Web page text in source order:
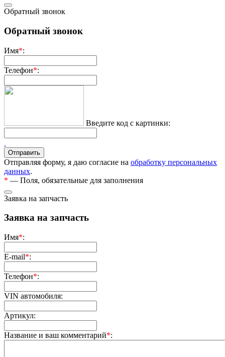
Обратный звонок
Обратный звонок
Имя*:
Телефон*:
Введите код с картинки:
Отправляя форму, я даю согласие на обработку персональных
данных.
* — Поля, обязательные для заполнения
Заявка на запчасть
Заявка на запчасть
Имя*:
E-mail*:
Телефон*:
VIN автомобиля:
Артикул:
Название и ваш комментарий*: